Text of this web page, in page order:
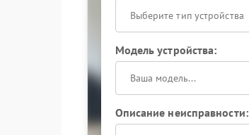
Выберите тип устройства
Модель устройства:
Описание неисправности: